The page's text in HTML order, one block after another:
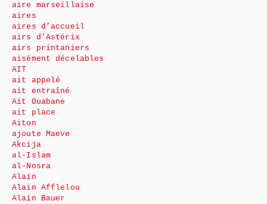
aire marseillaise
aires
aires d’accueil
airs d’Astérix
airs printaniers
aisément décelables
AIT
ait appelé
ait entraîné
Ait Ouabane
ait place
Aiton
ajoute Maeve
Akcija
al-Islam
al-Nosra
Alain
Alain Afflelou
Alain Bauer